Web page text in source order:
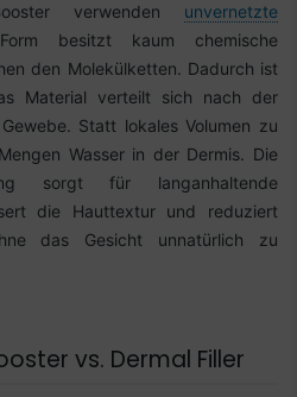
verwenden unvernetzte
besitzt kaum chemische
den Molekülketten. Dadurch ist
Material verteilt sich nach der
Statt lokales Volumen zu
Wasser in der Dermis. Die
sorgt für langanhaltende
die Hauttextur und reduziert
das Gesicht unnatürlich zu
vs. Dermal Filler